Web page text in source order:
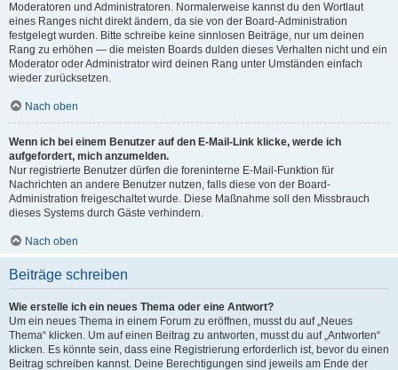
Moderatoren und Administratoren. Normalerweise kannst du den Wortlaut
eines Ranges nicht direkt ändern, da sie von der Board-Administration
festgelegt wurden. Bitte schreibe keine sinnlosen Beiträge, nur um deinen
Rang zu erhöhen — die meisten Boards dulden dieses Verhalten nicht und ein
Moderator oder Administrator wird deinen Rang unter Umständen einfach
wieder zurücksetzen.
Nach oben
Wenn ich bei einem Benutzer auf den E-Mail-Link klicke, werde ich
aufgefordert, mich anzumelden.
Nur registrierte Benutzer dürfen die foreninterne E-Mail-Funktion für
Nachrichten an andere Benutzer nutzen, falls diese von der Board-
Administration freigeschaltet wurde. Diese Maßnahme soll den Missbrauch
dieses Systems durch Gäste verhindern.
Nach oben
Beiträge schreiben
Wie erstelle ich ein neues Thema oder eine Antwort?
Um ein neues Thema in einem Forum zu eröffnen, musst du auf „Neues
Thema“ klicken. Um auf einen Beitrag zu antworten, musst du auf „Antworten“
klicken. Es könnte sein, dass eine Registrierung erforderlich ist, bevor du einen
Beitrag schreiben kannst. Deine Berechtigungen sind jeweils am Ende der